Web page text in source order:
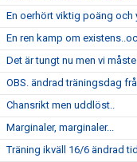
En oerhört viktig poäng och
En ren kamp om
Det är tungt nu men vi
OBS. ändrad träningsdag
Chansrikt men uddlöst..
Marginaler, marginaler...
Träning ikväll 16/6 ändrad